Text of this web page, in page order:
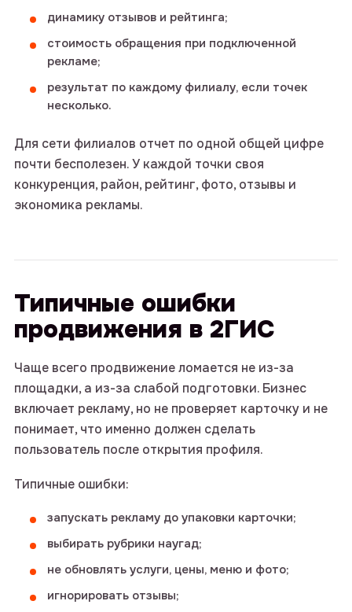
динамику отзывов и рейтинга;
стоимость обращения при подключенной
рекламе;
результат по каждому филиалу, если точек
несколько.
Для сети филиалов отчет по одной общей цифре
почти бесполезен. У каждой точки своя
конкуренция, район, рейтинг, фото, отзывы и
экономика рекламы.
Типичные ошибки
продвижения в 2ГИС
Чаще всего продвижение ломается не из-за
площадки, а из-за слабой подготовки. Бизнес
включает рекламу, но не проверяет карточку и не
понимает, что именно должен сделать
пользователь после открытия профиля.
Типичные ошибки:
запускать рекламу до упаковки карточки;
выбирать рубрики наугад;
не обновлять услуги, цены, меню и фото;
игнорировать отзывы;